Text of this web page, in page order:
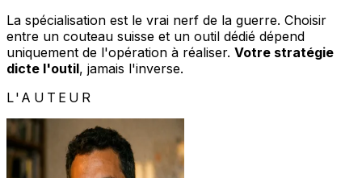
La spécialisation est le vrai nerf de la guerre. Choisir
entre un couteau suisse et un outil dédié dépend
uniquement de l'opération à réaliser. Votre stratégie
dicte l'outil, jamais l'inverse.
L'AUTEUR